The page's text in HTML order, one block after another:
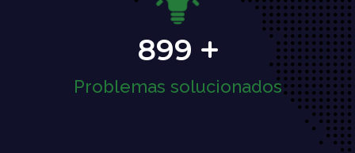
899
Problemas solucionados